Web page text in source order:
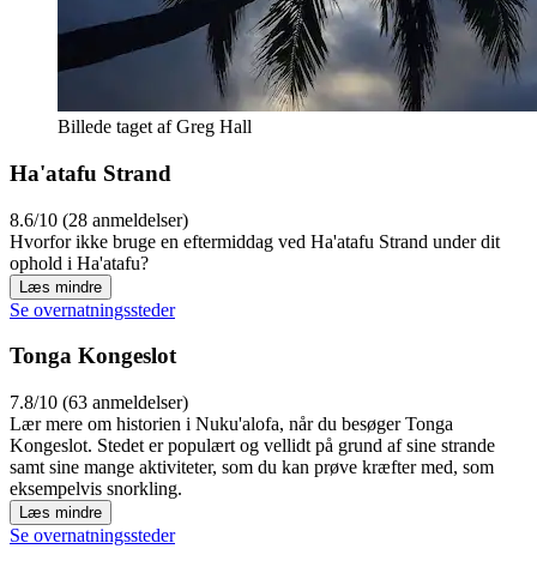
Billede taget af Greg Hall
Ha'atafu Strand
8.6/10 (28 anmeldelser)
Hvorfor ikke bruge en eftermiddag ved Ha'atafu Strand under dit
ophold i Ha'atafu?
Læs mindre
Se overnatningssteder
Tonga Kongeslot
7.8/10 (63 anmeldelser)
Lær mere om historien i Nuku'alofa, når du besøger Tonga
Kongeslot. Stedet er populært og vellidt på grund af sine strande
samt sine mange aktiviteter, som du kan prøve kræfter med, som
eksempelvis snorkling.
Læs mindre
Se overnatningssteder